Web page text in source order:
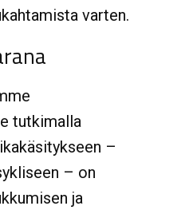
varten.
tutkimalla
–
– on
ja